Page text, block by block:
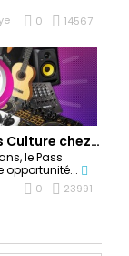
14567
0
Profitez de votre Pass Culture chez Sonoplay !
le Pass
opportunité...
23991
0